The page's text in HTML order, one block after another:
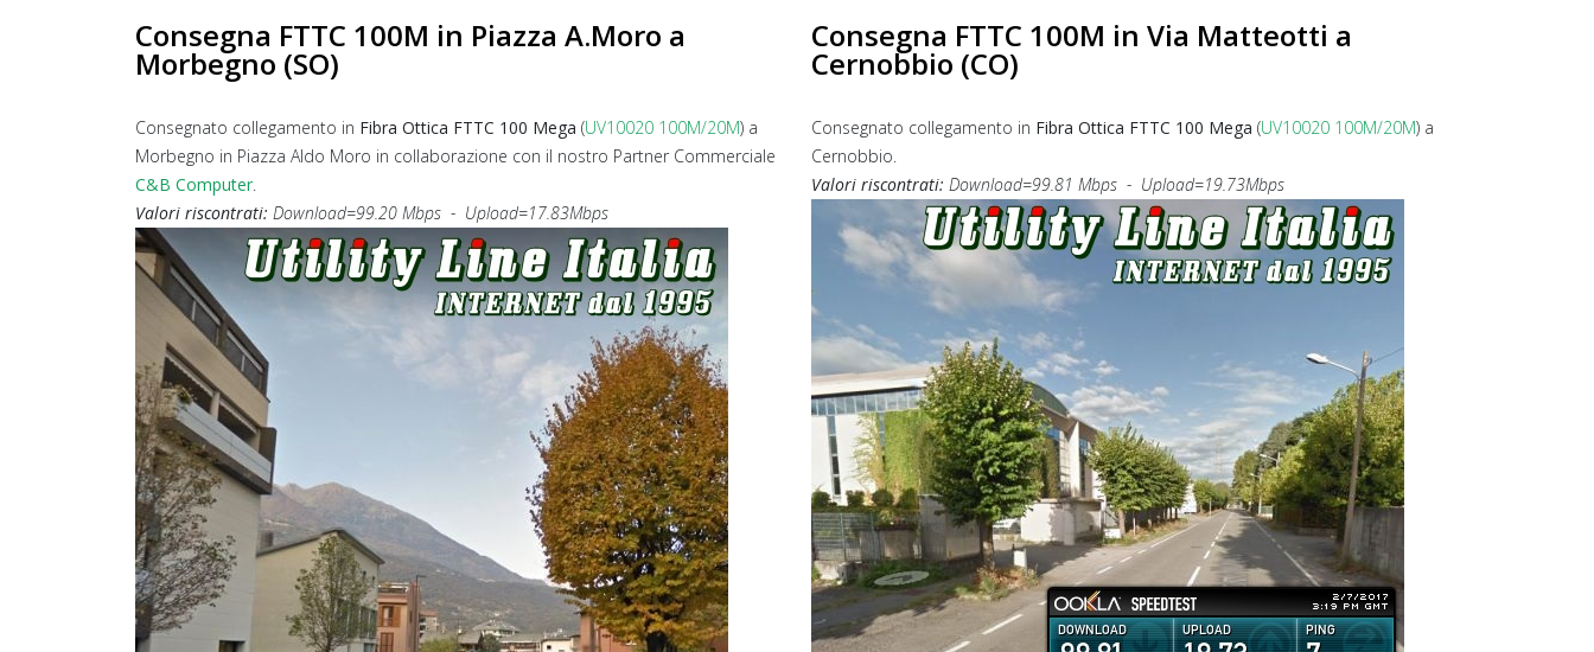
Consegna FTTC 100M in Piazza A.Moro a
Morbegno (SO)
Consegnato collegamento in Fibra Ottica FTTC 100 Mega (UV10020 100M/20M) a
Morbegno in Piazza Aldo Moro in collaborazione con il nostro Partner Commerciale
C&B Computer.
Valori riscontrati: Download=99.20 Mbps - Upload=17.83Mbps
Consegna FTTC 100M in Via Matteotti a
Cernobbio (CO)
Consegnato collegamento in Fibra Ottica FTTC 100 Mega (UV10020 100M/20M) a
Cernobbio.
Valori riscontrati: Download=99.81 Mbps - Upload=19.73Mbps